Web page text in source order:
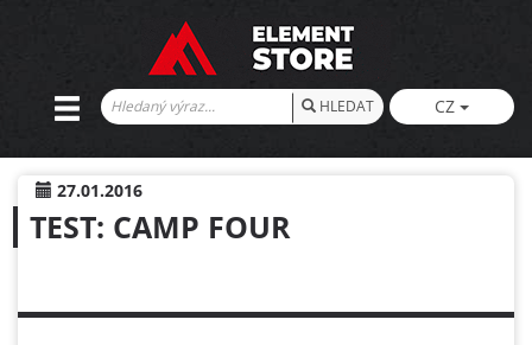
HLEDAT CZ
TEST: CAMP FOUR
27.01.2016